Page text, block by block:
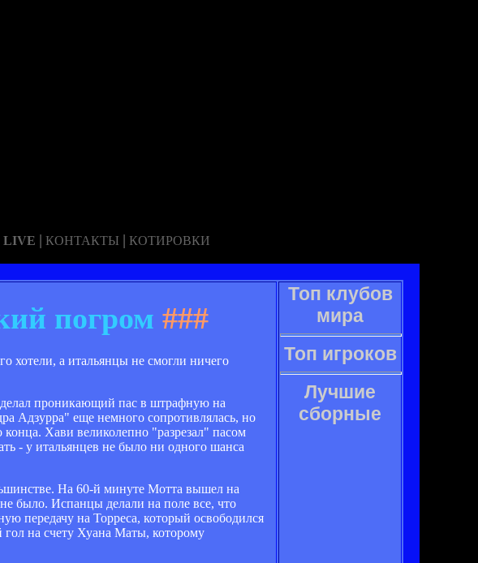
| КОНТАКТЫ | КОТИРОВКИ
погром ###
хотели, а итальянцы не смогли ничего
проникающий пас в штрафную на
Адзурра" еще немного сопротивлялась, но
Хави великолепно "разрезал" пасом
- у итальянцев не было ни одного шанса
На 60-й минуте Мотта вышел на
было. Испанцы делали на поле все, что
передачу на Торреса, который освободился
на счету Хуана Маты, которому
Топ клубов
мира
Топ игроков
Лучшие
сборные